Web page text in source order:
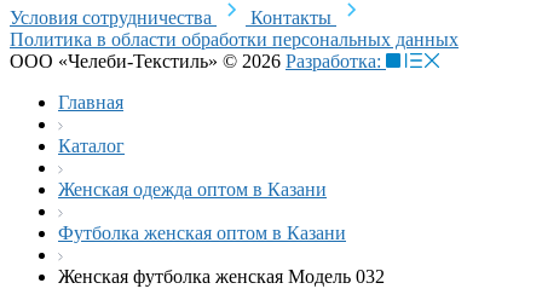
Условия сотрудничества
Контакты
Политика в области обработки персональных данных
ООО «Челеби-Текстиль» © 2026 Разработка:
Главная
Каталог
Женская одежда оптом в Казани
Футболка женская оптом в Казани
Женская футболка женская Модель 032